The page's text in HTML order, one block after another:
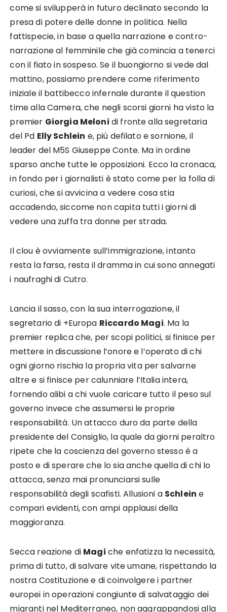
come si svilupperà in futuro declinato secondo la
presa di potere delle donne in politica. Nella
fattispecie, in base a quella narrazione e contro-
narrazione al femminile che già comincia a tenerci
con il fiato in sospeso. Se il buongiorno si vede dal
mattino, possiamo prendere come riferimento
iniziale il battibecco infernale durante il question
time alla Camera, che negli scorsi giorni ha visto la
premier Giorgia Meloni di fronte alla segretaria
del Pd Elly Schlein e, più defilato e sornione, il
leader del M5S Giuseppe Conte. Ma in ordine
sparso anche tutte le opposizioni. Ecco la cronaca,
in fondo per i giornalisti è stato come per la folla di
curiosi, che si avvicina a vedere cosa stia
accadendo, siccome non capita tutti i giorni di
vedere una zuffa tra donne per strada.
Il clou è ovviamente sull’immigrazione, intanto
resta la farsa, resta il dramma in cui sono annegati
i naufraghi di Cutro.
Lancia il sasso, con la sua interrogazione, il
segretario di +Europa Riccardo Magi. Ma la
premier replica che, per scopi politici, si finisce per
mettere in discussione l’onore e l’operato di chi
ogni giorno rischia la propria vita per salvarne
altre e si finisce per calunniare l’Italia intera,
fornendo alibi a chi vuole caricare tutto il peso sul
governo invece che assumersi le proprie
responsabilità. Un attacco duro da parte della
presidente del Consiglio, la quale da giorni peraltro
ripete che la coscienza del governo stesso è a
posto e di sperare che lo sia anche quella di chi lo
attacca, senza mai pronunciarsi sulle
responsabilità degli scafisti. Allusioni a Schlein e
compari evidenti, con ampi applausi della
maggioranza.
Secca reazione di Magi che enfatizza la necessità,
prima di tutto, di salvare vite umane, rispettando la
nostra Costituzione e di coinvolgere i partner
europei in operazioni congiunte di salvataggio dei
migranti nel Mediterraneo, non aggrappandosi alla